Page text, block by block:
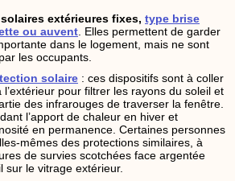
extérieures fixes, type brise
ou auvent . Elles permettent de garder
dans le logement, mais ne sont
les occupants.
solaire : ces dispositifs sont à coller
pour filtrer les rayons du soleil et
des infrarouges de traverser la fenêtre.
l’apport de chaleur en hiver et
en permanence. Certaines personnes
mêmes des protections similaires, à
de survies scotchées face argentée
sur le vitrage extérieur.